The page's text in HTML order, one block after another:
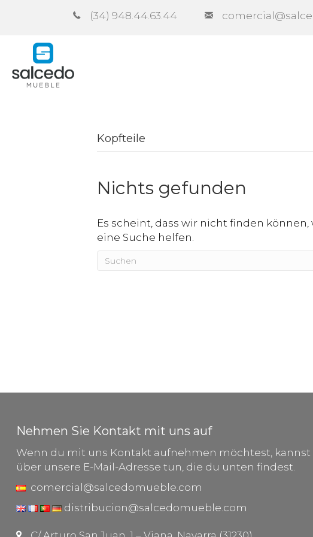
(34) 948.44.63.44
Kopfteile
Nichts gefunden
Es scheint, dass wir nicht finden
eine Suche helfen.
Nehmen Sie Kontakt mit uns auf
Wenn du mit uns Kontakt aufnehmen möchtest, kannst
über unsere E-Mail-Adresse tun, die du unten findest.
comercial@salcedomueble.com
distribucion@salcedomueble.com